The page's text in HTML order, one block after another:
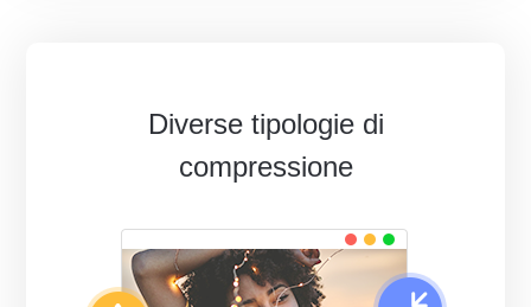
Diverse tipologie di
compressione